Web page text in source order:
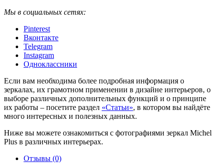
Мы в социальных сетях:
Pinterest
Вконтакте
Telegram
Instagram
Одноклассники
Если вам необходима более подробная информация о
зеркалах, их грамотном применении в дизайне интерьеров, о
выборе различных дополнительных функций и о принципе
их работы – посетите раздел «Статьи», в котором вы найдёте
много интересных и полезных данных.
Ниже вы можете ознакомиться с фотографиями зеркал Michel
Plus в различных интерьерах.
Отзывы (0)